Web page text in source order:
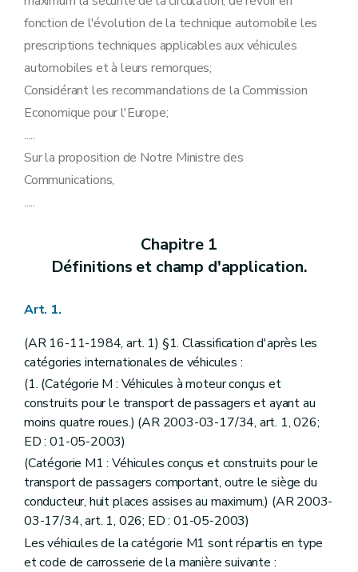
Art. 52
Art. 53
Art. 54
Art. 55
Art. 56
Chapitre 7 Aménagement.
Art. 58
Art. 60
Art. 61
Art. 67
Art. 69
Art. 70bis
Art. 71
Art. 72
Art. 73
Art. 74
Art. 75
Art. 76
Chapitre 8 Dispositions spéciales.
Art. 77
Art. 78
Art. 78bis
Chapitre 9
Mise en vigueur et dispositions finales.
Art. 79
Art. 80
Art. 81
fonction de l'évolution de la technique automobile les
prescriptions techniques applicables aux véhicules
automobiles et à leurs remorques;
Considérant les recommandations de la Commission
Economique pour l'Europe;
.....
Sur la proposition de Notre Ministre des
Communications,
.....
Chapitre 1
Définitions et champ d'application.
Art. 1.
(AR 16-11-1984, art. 1) §1. Classification d'après les
catégories internationales de véhicules :
(1. (Catégorie M : Véhicules à moteur conçus et
construits pour le transport de passagers et ayant au
moins quatre roues.) (AR 2003-03-17/34, art. 1, 026;
ED : 01-05-2003)
(Catégorie M1 : Véhicules conçus et construits pour le
transport de passagers comportant, outre le siège du
conducteur, huit places assises au maximum.) (AR 2003-
03-17/34, art. 1, 026; ED : 01-05-2003)
Les véhicules de la catégorie M1 sont répartis en type
et code de carrosserie de la manière suivante :